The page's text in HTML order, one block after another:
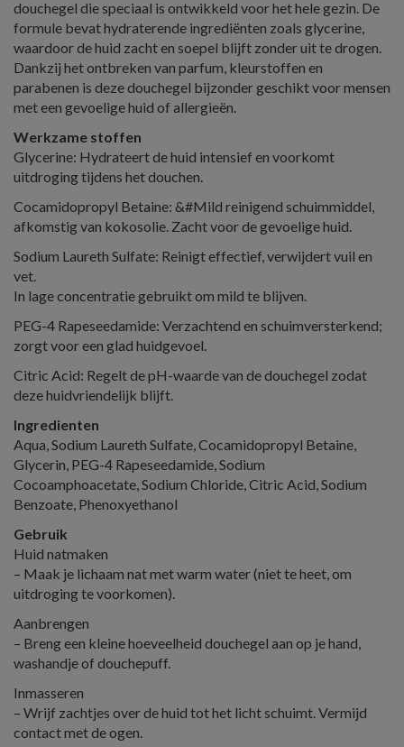
douchegel die speciaal is ontwikkeld voor het hele gezin. De
formule bevat hydraterende ingrediënten zoals glycerine,
waardoor de huid zacht en soepel blijft zonder uit te drogen.
Dankzij het ontbreken van parfum, kleurstoffen en
parabenen is deze douchegel bijzonder geschikt voor mensen
met een gevoelige huid of allergieën.
Werkzame stoffen
Glycerine: Hydrateert de huid intensief en voorkomt
uitdroging tijdens het douchen.
Cocamidopropyl Betaine: &#Mild reinigend schuimmiddel,
afkomstig van kokosolie. Zacht voor de gevoelige huid.
Sodium Laureth Sulfate: Reinigt effectief, verwijdert vuil en
vet.
In lage concentratie gebruikt om mild te blijven.
PEG-4 Rapeseedamide: Verzachtend en schuimversterkend;
zorgt voor een glad huidgevoel.
Citric Acid: Regelt de pH-waarde van de douchegel zodat
deze huidvriendelijk blijft.
Ingredienten
Aqua, Sodium Laureth Sulfate, Cocamidopropyl Betaine,
Glycerin, PEG-4 Rapeseedamide, Sodium
Cocoamphoacetate, Sodium Chloride, Citric Acid, Sodium
Benzoate, Phenoxyethanol
Gebruik
Huid natmaken
– Maak je lichaam nat met warm water (niet te heet, om
uitdroging te voorkomen).
Aanbrengen
– Breng een kleine hoeveelheid douchegel aan op je hand,
washandje of douchepuff.
Inmasseren
– Wrijf zachtjes over de huid tot het licht schuimt. Vermijd
contact met de ogen.